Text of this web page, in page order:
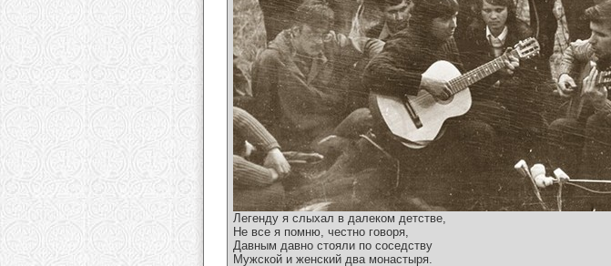
Легенду я слыхал в далеком детстве,
Не все я помню, честно говоря,
Давным давно стояли по соседству
Мужской и женский два монастыря.